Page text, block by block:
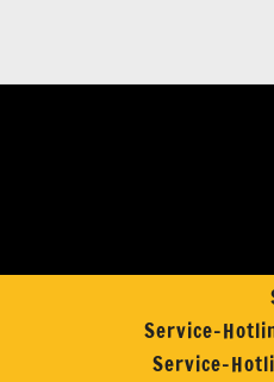
Service-
Service-